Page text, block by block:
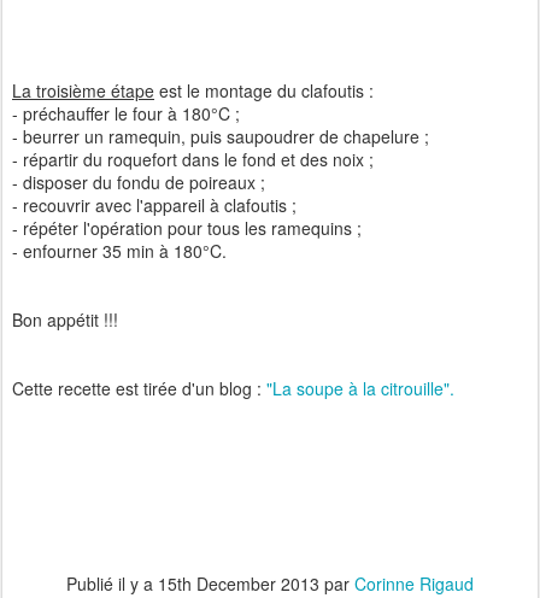
La troisième étape est le montage du clafoutis :
- préchauffer le four à 180°C ;
- beurrer un ramequin, puis saupoudrer de chapelure ;
- répartir du roquefort dans le fond et des noix ;
- disposer du fondu de poireaux ;
- recouvrir avec l'appareil à clafoutis ;
- répéter l'opération pour tous les ramequins ;
- enfourner 35 min à 180°C.
Bon appétit !!!
Cette recette est tirée d'un blog : "La soupe à la citrouille".
Publié il y a 15th December 2013 par Corinne Rigaud